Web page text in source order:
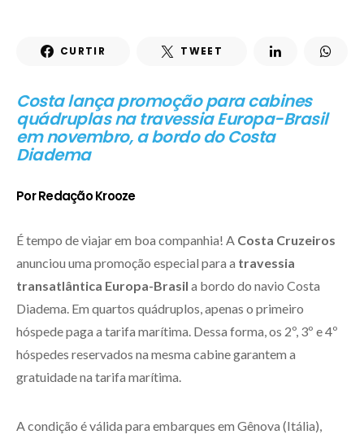
CURTIR TWEET
Costa lança promoção para cabines
quádruplas na travessia Europa-Brasil
em novembro, a bordo do Costa
Diadema
Por Redação Krooze
É tempo de viajar em boa companhia! A Costa Cruzeiros
anunciou uma promoção especial para a travessia
transatlântica Europa-Brasil a bordo do navio Costa
Diadema. Em quartos quádruplos, apenas o primeiro
hóspede paga a tarifa marítima. Dessa forma, os 2º, 3º e 4º
hóspedes reservados na mesma cabine garantem a
gratuidade na tarifa marítima.
A condição é válida para embarques em Gênova (Itália),